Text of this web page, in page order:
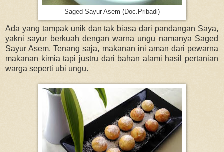
Saged Sayur Asem (Doc.Pribadi)
Ada yang tampak unik dan tak biasa dari pandangan Saya,
yakni sayur berkuah dengan warna ungu namanya Saged
Sayur Asem. Tenang saja, makanan ini aman dari pewarna
makanan kimia tapi justru dari bahan alami hasil pertanian
warga seperti ubi ungu.